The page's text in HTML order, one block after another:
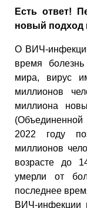
Есть ответ!
новый подход
О ВИЧ-
время
мира, вирус
миллионов
миллиона
2022 году
миллионов
возрасте до
умерли от
последнее
ВИЧ-инфекции